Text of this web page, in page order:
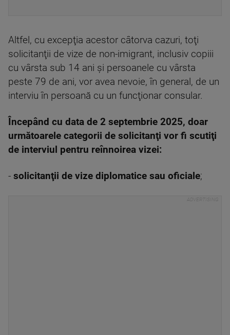
Altfel, cu excepţia acestor câtorva cazuri, toţi
solicitanţii de vize de non-imigrant, inclusiv copiii
cu vârsta sub 14 ani şi persoanele cu vârsta
peste 79 de ani, vor avea nevoie, în general, de un
interviu în persoană cu un funcţionar consular.
Începând cu data de 2 septembrie 2025, doar
următoarele categorii de solicitanţi vor fi scutiţi
de interviul pentru reînnoirea vizei:
- solicitanţii de vize diplomatice sau oficiale;